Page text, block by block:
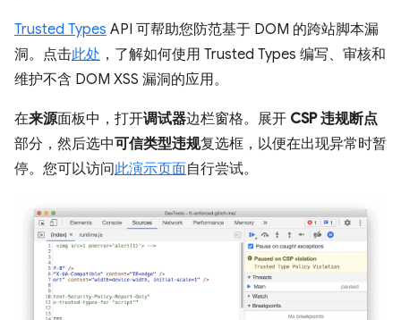
Trusted Types API 可帮助您防范基于 DOM 的跨站脚本漏
洞。点击此处 ，了解如何使用 Trusted Types 编写、审核和
维护不含 DOM XSS 漏洞的应用。
在来源面板中，打开调试器边栏窗格。展开 CSP 违规断点
部分，然后选中可信类型违规复选框，以便在出现异常时暂
停。您可以访问此演示页面自行尝试。